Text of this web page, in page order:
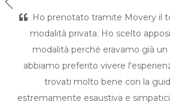
Ho prenotato tramite Movery il
modalità privata. Ho scelto
modalità perché eravamo già
abbiamo preferito vivere
trovati molto bene con la
estremamente esaustiva e
Previous